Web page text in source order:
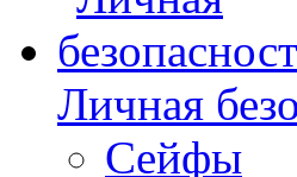
Личная
Сейфы